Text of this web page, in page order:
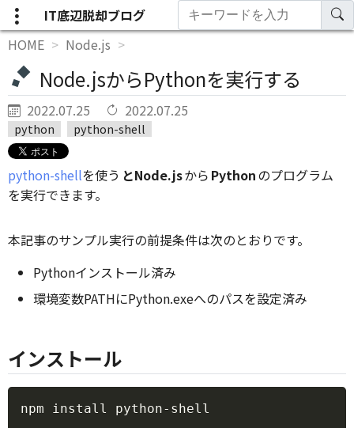
IT底辺脱却ブログ
HOME
Node.js
Node.jsからPythonを実行する
2022.07.25 2022.07.25
python python-shell
python-shellを使う とNode.jsから Pythonのプログラム
を実行できます。
本記事のサンプル実行の前提条件は次のとおりです。
Pythonインストール済み
環境変数PATHにPython.exeへのパスを設定済み
インストール